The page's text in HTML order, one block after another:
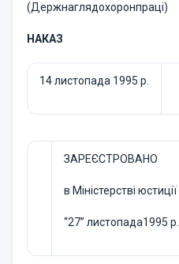
(Держнаглядохоронпраці)
НАКАЗ
14 листопада 1995 р.
ЗАРЕЄСТРОВАНО
в Міністерстві
“27” листопада1995